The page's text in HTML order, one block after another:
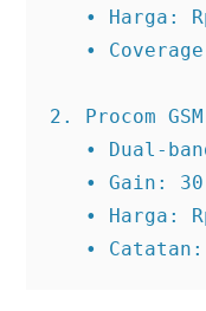
• Harga:
•
2. Procom
• Dual-
• Gain:
• Harga:
•